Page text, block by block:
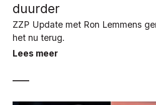
duurder
ZZP Update met Ron Lemmens
het nu terug.
Lees meer